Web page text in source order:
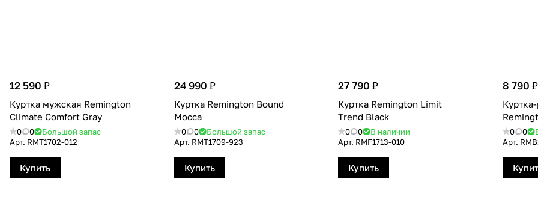
12 590 ₽
Куртка мужская Remington
Сlimate Сomfort Gray
0 0
Большой запас
Арт. RMТ1702-012
Купить
24 990 ₽
Куртка Remington Bound
Mocca
0 0
Большой запас
Арт. RMТ1709-923
Купить
27 790 ₽
Куртка Remington Limit
Тrend Black
0 0
В наличии
Арт. RMF1713-010
Купить
8 790 ₽
0 0
Арт.